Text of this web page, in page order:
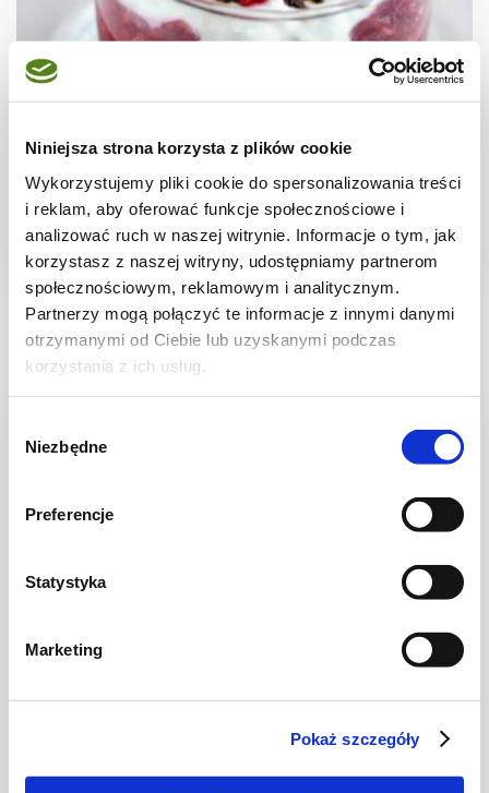
Niniejsza strona korzysta z plików cookie
Wykorzystujemy pliki cookie do spersonalizowania treści
i reklam, aby oferować funkcje społecznościowe i
analizować ruch w naszej witrynie. Informacje o tym, jak
korzystasz z naszej witryny, udostępniamy partnerom
społecznościowym, reklamowym i analitycznym.
Partnerzy mogą połączyć te informacje z innymi danymi
otrzymanymi od Ciebie lub uzyskanymi podczas
korzystania z ich usług.
zgody
Niezbędne
Preferencje
Statystyka
Marketing
Pokaż szczegóły
Deser z malinami
5 min. - -
PRZEKĄSKI